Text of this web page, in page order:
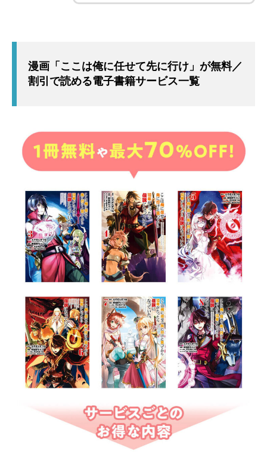
漫画「ここは俺に任せて先に行け」が無料／
割引で読める電子書籍サービス一覧